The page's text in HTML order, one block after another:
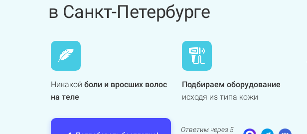
в Санкт-Петербурге
Никакой боли и вросших волос
на теле
Подбираем оборудование
исходя из типа кожи
Ответим через 5